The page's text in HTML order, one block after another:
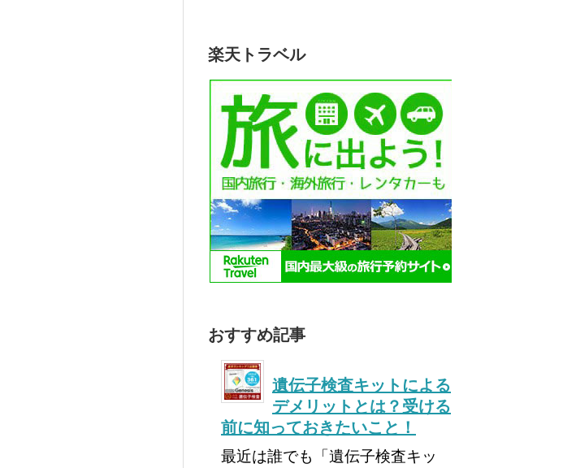
楽天トラベル
おすすめ記事
遺伝子検査キットによる
デメリットとは？受ける
前に知っておきたいこと！
最近は誰でも「遺伝子検査キッ